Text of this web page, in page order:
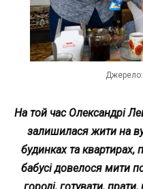
На той час Олександрі
залишилася жити на
будинках та квартирах,
бабусі довелося мити